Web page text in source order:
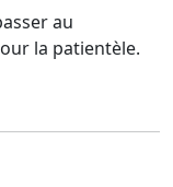
au
la patientèle.